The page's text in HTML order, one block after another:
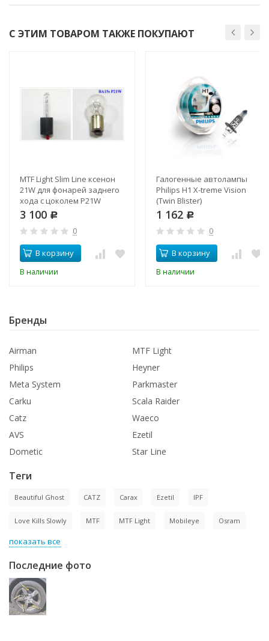
С ЭТИМ ТОВАРОМ ТАКЖЕ ПОКУПАЮТ
MTF Light Slim Line ксенон
21W для фонарей заднего
хода с цоколем P21W
3 100 Р
0
В корзину
В наличии
Галогенные автолампы
Philips H1 X-treme Vision
(Twin Blister)
1 162 Р
0
В корзину
В наличии
Бренды
Airman
MTF Light
Philips
Heyner
Meta System
Parkmaster
Carku
Scala Raider
Catz
Waeco
AVS
Ezetil
Dometic
Star Line
Теги
Beautiful Ghost CATZ Carax Ezetil IPF
Love Kills Slowly MTF MTF Light Mobileye Osram
показать все
Последние фото